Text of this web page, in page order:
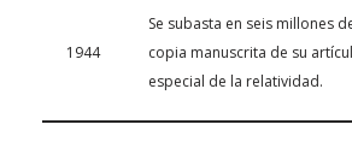
1944
Se subasta en seis millones
copia manuscrita de su
especial de la relatividad.